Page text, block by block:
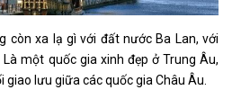
còn xa lạ gì với đất nước Ba Lan, với
một quốc gia xinh đẹp ở Trung Âu,
giao lưu giữa các quốc gia Châu Âu.